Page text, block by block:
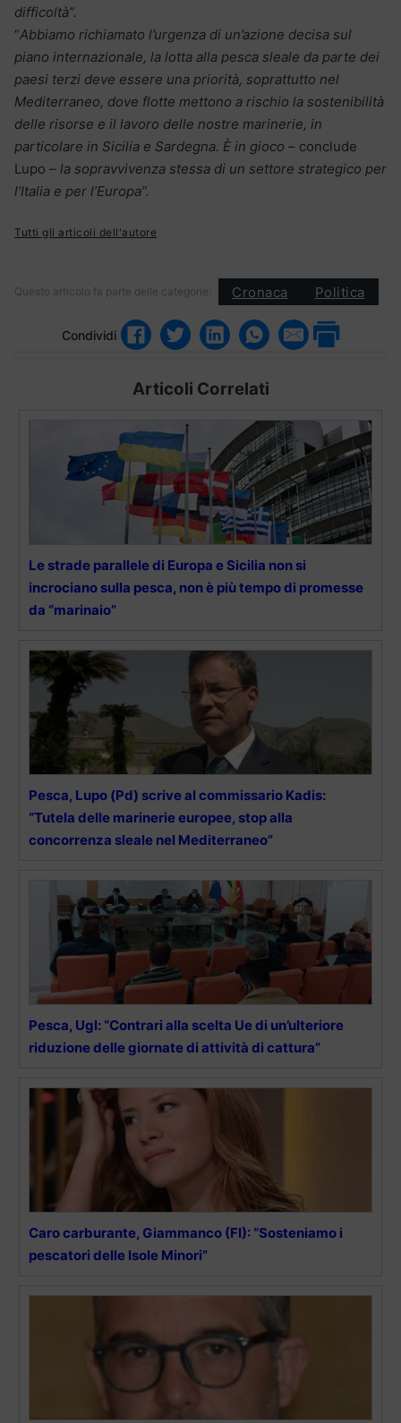
difficoltà”.
“Abbiamo richiamato l’urgenza di un’azione decisa sul
piano internazionale, la lotta alla pesca sleale da parte dei
paesi terzi deve essere una priorità, soprattutto nel
Mediterraneo, dove flotte mettono a rischio la sostenibilità
delle risorse e il lavoro delle nostre marinerie, in
particolare in Sicilia e Sardegna. È in gioco – conclude
Lupo – la sopravvivenza stessa di un settore strategico per
l’Italia e per l’Europa”.
Tutti gli articoli dell'autore
Questo articolo fa parte delle categorie: Cronaca Politica
Condividi
Articoli Correlati
Le strade parallele di Europa e Sicilia non si
incrociano sulla pesca, non è più tempo di promesse
da “marinaio”
Pesca, Lupo (Pd) scrive al commissario Kadis:
“Tutela delle marinerie europee, stop alla
concorrenza sleale nel Mediterraneo”
Pesca, Ugl: “Contrari alla scelta Ue di un’ulteriore
riduzione delle giornate di attività di cattura”
Caro carburante, Giammanco (FI): “Sosteniamo i
pescatori delle Isole Minori”